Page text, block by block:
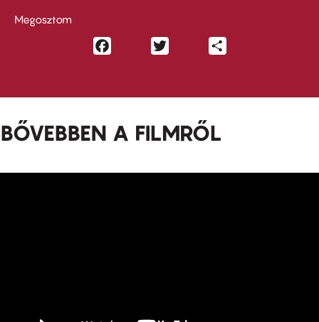
Megosztom
Facebook
BŐVEBBEN A FILMRŐL